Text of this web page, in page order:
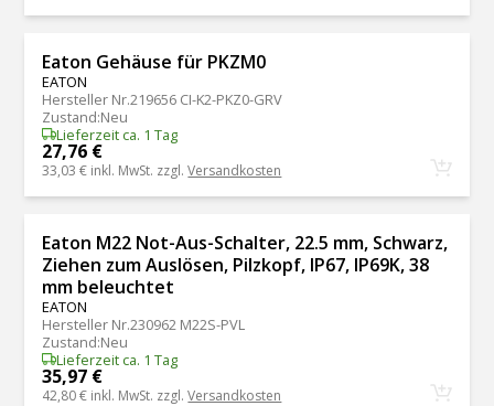
Eaton Gehäuse für PKZM0
EATON
Hersteller Nr.219656 CI-K2-PKZ0-GRV
Zustand:Neu
Lieferzeit ca. 1 Tag
27,76 €
33,03 € inkl. MwSt. zzgl.Versandkosten
Eaton M22 Not-Aus-Schalter, 22.5 mm, Schwarz,
Ziehen zum Auslösen, Pilzkopf, IP67, IP69K, 38
mm beleuchtet
EATON
Hersteller Nr.230962 M22S-PVL
Zustand:Neu
Lieferzeit ca. 1 Tag
35,97 €
42,80 € inkl. MwSt. zzgl.Versandkosten